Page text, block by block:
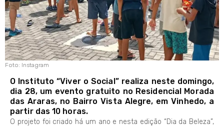
Foto: Instagram
O Instituto “Viver o Social” realiza neste domingo,
dia 28, um evento gratuito no Residencial Morada
das Araras, no Bairro Vista Alegre, em Vinhedo, a
partir das 10 horas.
O projeto foi criado há um ano e nesta edição “Dia da Beleza”,